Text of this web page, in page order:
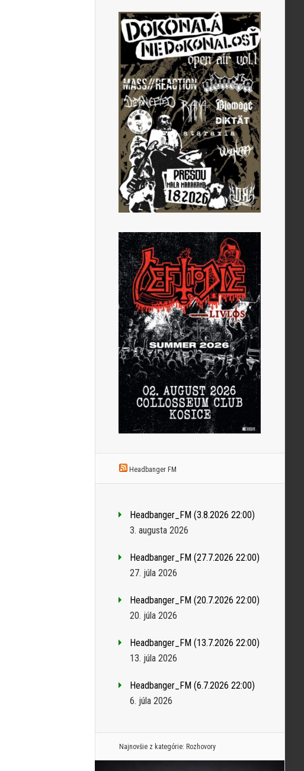
Headbanger FM
Headbanger_FM (3.8.2026 22:00)
3. augusta 2026
Headbanger_FM (27.7.2026 22:00)
27. júla 2026
Headbanger_FM (20.7.2026 22:00)
20. júla 2026
Headbanger_FM (13.7.2026 22:00)
13. júla 2026
Headbanger_FM (6.7.2026 22:00)
6. júla 2026
Najnovšie z kategórie: Rozhovory